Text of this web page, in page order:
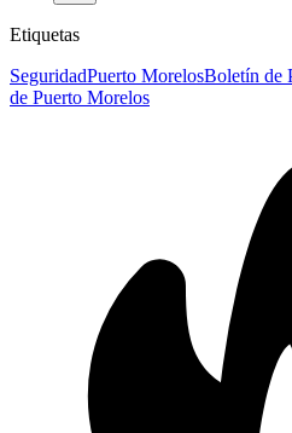
Etiquetas
SeguridadPuerto MorelosBoletín de
de Puerto Morelos